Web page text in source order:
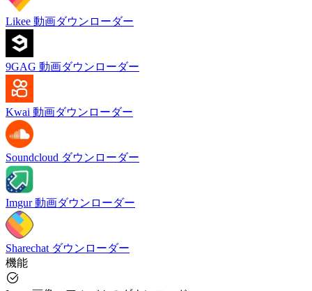
Likee 動画ダウンローダー
9GAG 動画ダウンローダー
Kwai 動画ダウンローダー
Soundcloud ダウンローダー
Imgur 動画ダウンローダー
Sharechat ダウンローダー
機能